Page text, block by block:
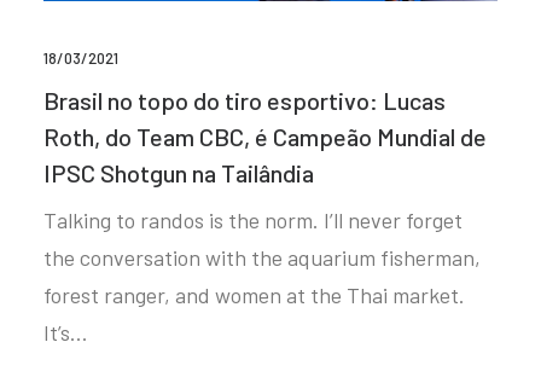
18/03/2021
Brasil no topo do tiro esportivo: Lucas
Roth, do Team CBC, é Campeão Mundial de
IPSC Shotgun na Tailândia
Talking to randos is the norm. I’ll never forget
the conversation with the aquarium fisherman,
forest ranger, and women at the Thai market.
It’s…